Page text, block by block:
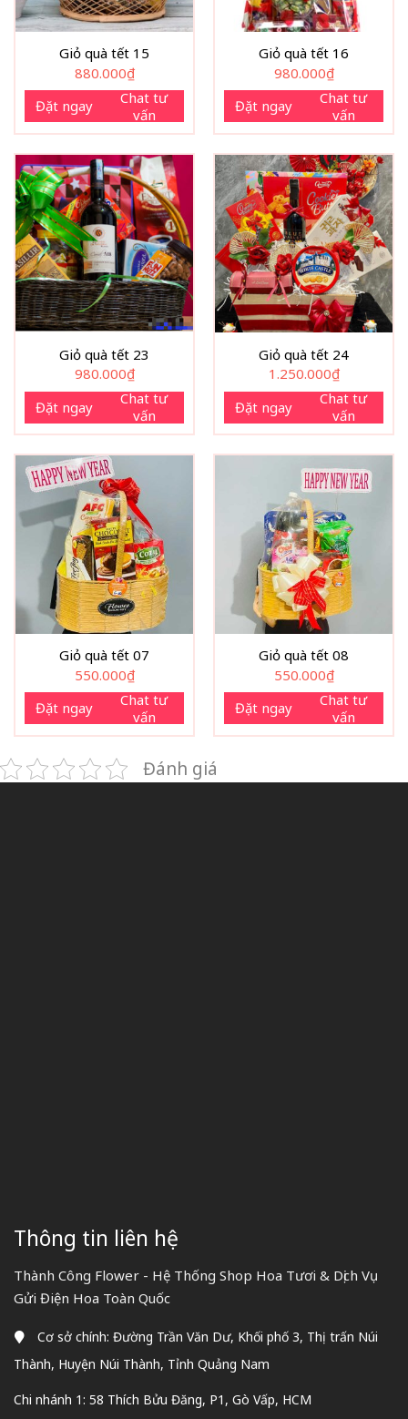
Giỏ quà tết 15
880.000₫
Đặt ngay
Chat tư
vấn
Giỏ quà tết 16
980.000₫
Đặt ngay
Chat tư
vấn
Giỏ quà tết 23
980.000₫
Đặt ngay
Chat tư
vấn
Giỏ quà tết 24
1.250.000₫
Đặt ngay
Chat tư
vấn
Giỏ quà tết 07
550.000₫
Đặt ngay
Chat tư
vấn
Giỏ quà tết 08
550.000₫
Đặt ngay
Chat tư
vấn
Đánh giá
Thông tin liên hệ
Thành Công Flower - Hệ Thống Shop Hoa Tươi & Dịch Vụ
Gửi Điện Hoa Toàn Quốc
Cơ sở chính: Đường Trần Văn Dư, Khối phố 3, Thị trấn Núi
Thành, Huyện Núi Thành, Tỉnh Quảng Nam
Chi nhánh 1: 58 Thích Bửu Đăng, P1, Gò Vấp, HCM